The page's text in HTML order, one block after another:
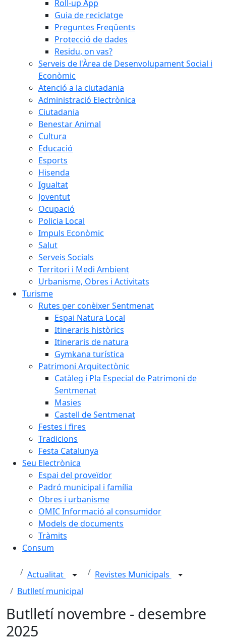
Roll-up App
Guia de reciclatge
Preguntes Freqüents
Protecció de dades
Residu, on vas?
Serveis de l'Àrea de Desenvolupament Social i
Econòmic
Atenció a la ciutadania
Administració Electrònica
Ciutadania
Benestar Animal
Cultura
Educació
Esports
Hisenda
Igualtat
Joventut
Ocupació
Policia Local
Impuls Econòmic
Salut
Serveis Socials
Territori i Medi Ambient
Urbanisme, Obres i Activitats
Turisme
Rutes per conèixer Sentmenat
Espai Natura Local
Itineraris històrics
Itineraris de natura
Gymkana turística
Patrimoni Arquitectònic
Catàleg i Pla Especial de Patrimoni de
Sentmenat
Masies
Castell de Sentmenat
Festes i fires
Tradicions
Festa Catalunya
Seu Electrònica
Espai del proveïdor
Padró municipal i família
Obres i urbanisme
OMIC Informació al consumidor
Models de documents
Tràmits
Consum
Actualitat
Revistes Municipals
Butlletí municipal
Butlletí novembre - desembre
2025